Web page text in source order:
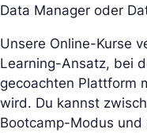
Data Manager oder
Unsere Online-Kurse
Learning-Ansatz, bei
gecoachten Plattform
wird. Du kannst
Bootcamp-Modus